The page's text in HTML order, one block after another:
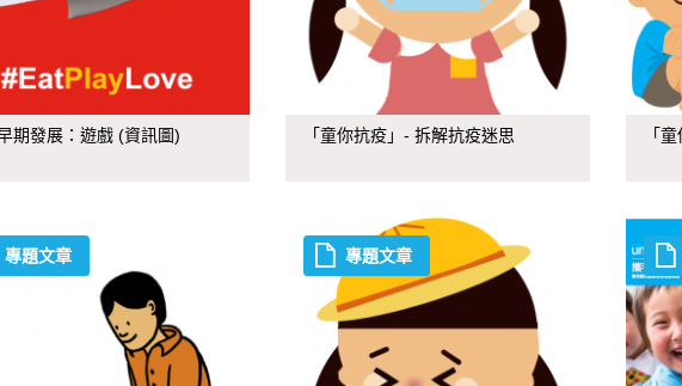
期發展：遊戲 (資訊圖) 「童你抗疫」- 拆解抗疫迷思 「
專題文章 專題文章